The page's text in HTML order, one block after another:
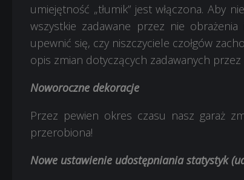
umiejętność „tłumik” jest włączona. Aby
wszystkie zadawane przez nie
upewnić się, czy niszczyciele czołgów
opis zmian dotyczących zadawanych
Noworoczne dekoracje
Przez pewien okres czasu nasz garaż
przerobiona!
Nowe ustawienie udostępniania statystyk